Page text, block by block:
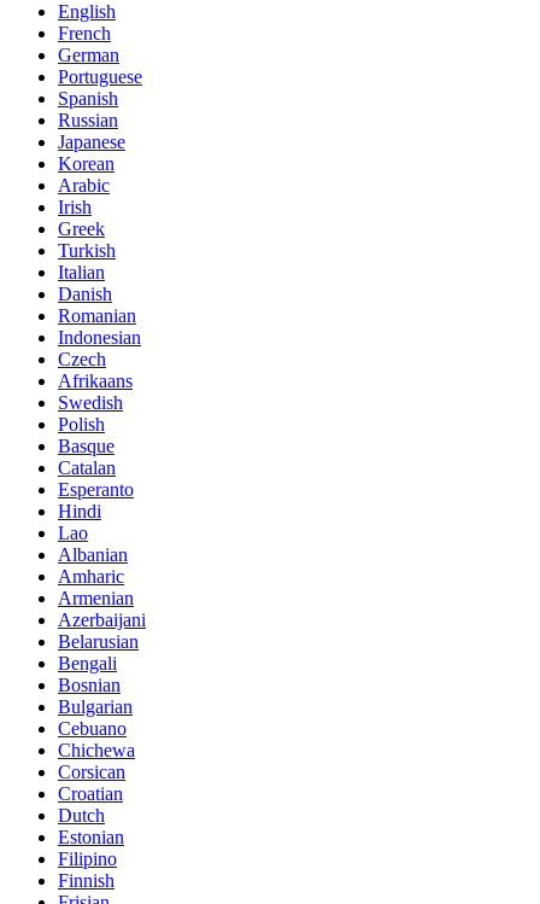
English
French
German
Portuguese
Spanish
Russian
Japanese
Korean
Arabic
Irish
Greek
Turkish
Italian
Danish
Romanian
Indonesian
Czech
Afrikaans
Swedish
Polish
Basque
Catalan
Esperanto
Hindi
Lao
Albanian
Amharic
Armenian
Azerbaijani
Belarusian
Bengali
Bosnian
Bulgarian
Cebuano
Chichewa
Corsican
Croatian
Dutch
Estonian
Filipino
Finnish